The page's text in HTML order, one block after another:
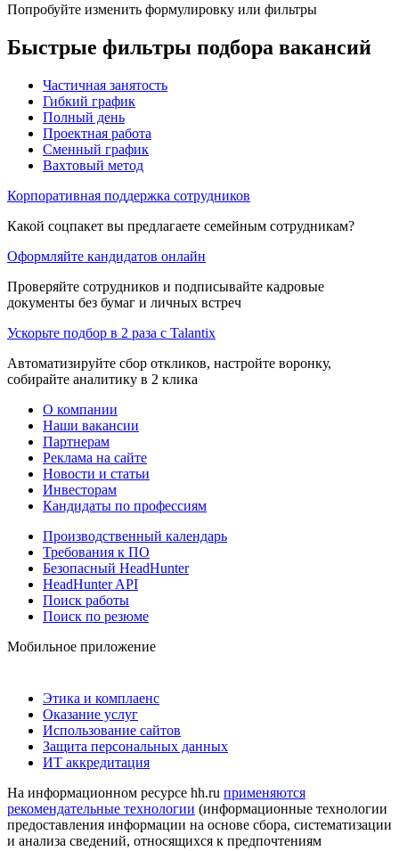
Попробуйте изменить формулировку или фильтры
Быстрые фильтры подбора вакансий
Частичная занятость
Гибкий график
Полный день
Проектная работа
Сменный график
Вахтовый метод
Корпоративная поддержка сотрудников
Какой соцпакет вы предлагаете семейным сотрудникам?
Оформляйте кандидатов онлайн
Проверяйте сотрудников и подписывайте кадровые
документы без бумаг и личных встреч
Ускорьте подбор в 2 раза с Talantix
Автоматизируйте сбор откликов, настройте воронку,
собирайте аналитику в 2 клика
О компании
Наши вакансии
Партнерам
Реклама на сайте
Новости и статьи
Инвесторам
Кандидаты по профессиям
Производственный календарь
Требования к ПО
Безопасный HeadHunter
HeadHunter API
Поиск работы
Поиск по резюме
Мобильное приложение
Этика и комплаенс
Оказание услуг
Использование сайтов
Защита персональных данных
ИТ аккредитация
На информационном ресурсе hh.ru применяются
рекомендательные технологии (информационные технологии
предоставления информации на основе сбора, систематизации
и анализа сведений, относящихся к предпочтениям